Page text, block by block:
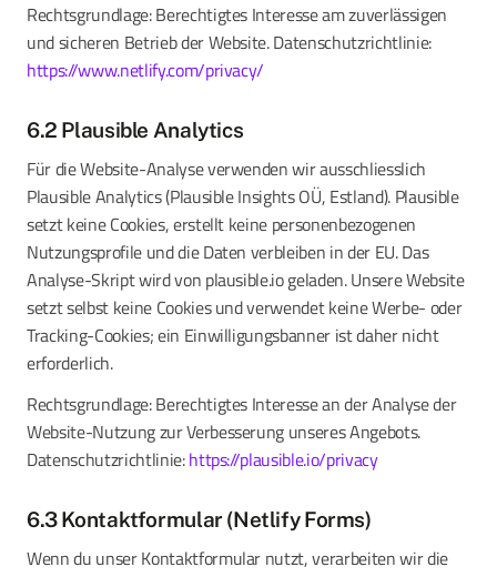
Rechtsgrundlage: Berechtigtes Interesse am zuverlässigen
und sicheren Betrieb der Website. Datenschutzrichtlinie:
https://www.netlify.com/privacy/
6.2 Plausible Analytics
Für die Website-Analyse verwenden wir ausschliesslich
Plausible Analytics (Plausible Insights OÜ, Estland). Plausible
setzt keine Cookies, erstellt keine personenbezogenen
Nutzungsprofile und die Daten verbleiben in der EU. Das
Analyse-Skript wird von plausible.io geladen. Unsere Website
setzt selbst keine Cookies und verwendet keine Werbe- oder
Tracking-Cookies; ein Einwilligungsbanner ist daher nicht
erforderlich.
Rechtsgrundlage: Berechtigtes Interesse an der Analyse der
Website-Nutzung zur Verbesserung unseres Angebots.
Datenschutzrichtlinie:https://plausible.io/privacy
6.3 Kontaktformular (Netlify Forms)
Wenn du unser Kontaktformular nutzt, verarbeiten wir die